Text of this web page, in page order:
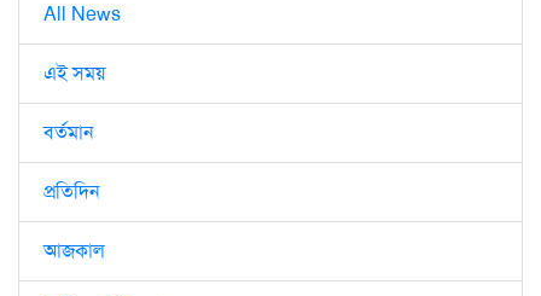
All News
এই সময়
বর্তমান
প্রতিদিন
আজকাল